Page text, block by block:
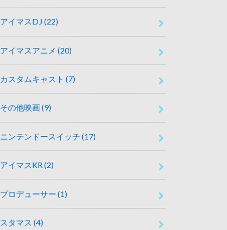
アイマスDJ (22)
アイマスアニメ (20)
カスタムキャスト (7)
その他映画(9)
ニンテンドースイッチ (17)
アイマスKR(2)
プロデューサー (1)
スタマス (4)